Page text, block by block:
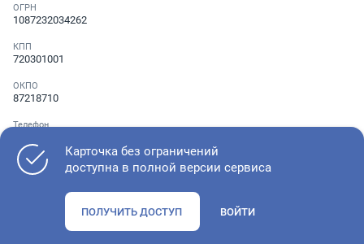
ОГРН
1087232034262
КПП
720301001
ОКПО
87218710
Телефон
Как оценить состояние компании
Карточка без ограничений
доступна в полной версии сервиса
ПОЛУЧИТЬ ДОСТУП ВОЙТИ